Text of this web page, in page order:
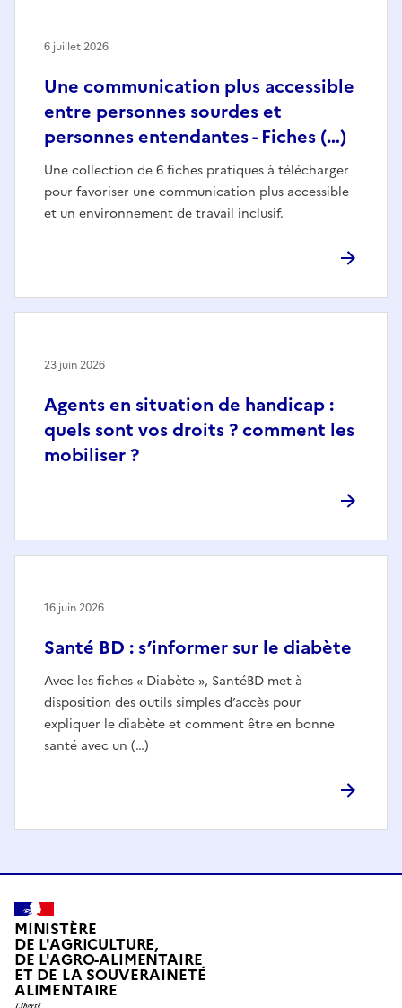
Une communication plus accessible
entre personnes sourdes et
personnes entendantes - Fiches (…)
Une collection de 6 fiches pratiques à télécharger
pour favoriser une communication plus accessible
et un environnement de travail inclusif.
6 juillet 2026
Agents en situation de handicap :
quels sont vos droits ? comment les
mobiliser ?
23 juin 2026
Santé BD : s’informer sur le diabète
Avec les fiches « Diabète », SantéBD met à
disposition des outils simples d’accès pour
expliquer le diabète et comment être en bonne
santé avec un (…)
16 juin 2026
MINISTÈRE
DE L'AGRICULTURE,
DE L'AGRO-ALIMENTAIRE
ET DE LA SOUVERAINETÉ
ALIMENTAIRE